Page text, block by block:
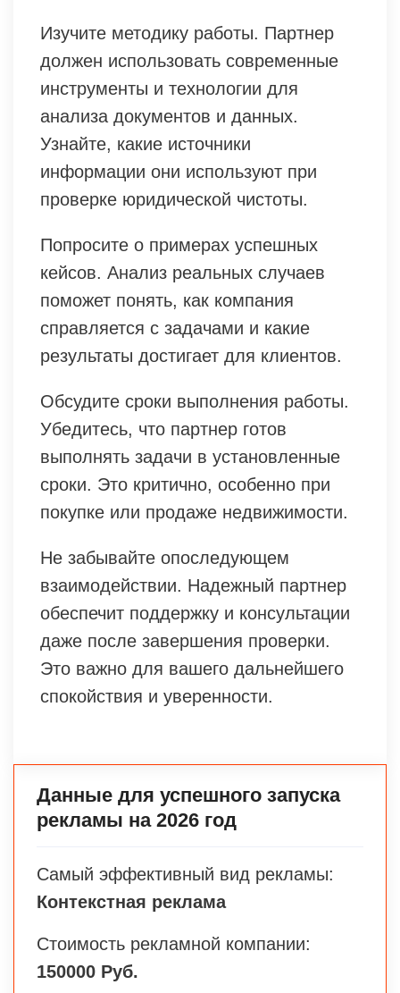
Изучите методику работы. Партнер
должен использовать современные
инструменты и технологии для
анализа документов и данных.
Узнайте, какие источники
информации они используют при
проверке юридической чистоты.
Попросите о примерах успешных
кейсов. Анализ реальных случаев
поможет понять, как компания
справляется с задачами и какие
результаты достигает для клиентов.
Обсудите сроки выполнения работы.
Убедитесь, что партнер готов
выполнять задачи в установленные
сроки. Это критично, особенно при
покупке или продаже недвижимости.
Не забывайте опоследующем
взаимодействии. Надежный партнер
обеспечит поддержку и консультации
даже после завершения проверки.
Это важно для вашего дальнейшего
спокойствия и уверенности.
Данные для успешного запуска
рекламы на 2026 год
Самый эффективный вид рекламы:
Контекстная реклама
Стоимость рекламной компании:
150000 Руб.